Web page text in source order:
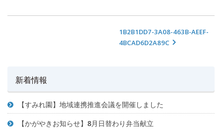
1B2B1DD7-3A08-463B-AEEF-
4BCAD6D2A89C
新着情報
【すみれ園】地域連携推進会議を開催しました
【かがやきお知らせ】8月日替わり弁当献立